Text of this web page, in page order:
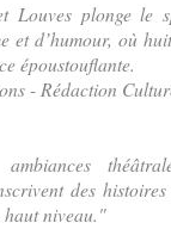
Louves plonge le
et d’humour, où
époustouflante.
- Rédaction
ambiances
des
haut niveau."